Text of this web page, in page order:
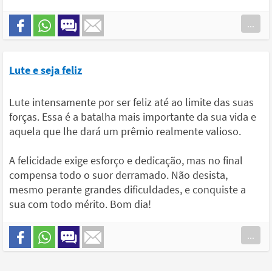
...
Lute e seja feliz
Lute intensamente por ser feliz até ao limite das suas
forças. Essa é a batalha mais importante da sua vida e
aquela que lhe dará um prêmio realmente valioso.
A felicidade exige esforço e dedicação, mas no final
compensa todo o suor derramado. Não desista,
mesmo perante grandes dificuldades, e conquiste a
sua com todo mérito. Bom dia!
...